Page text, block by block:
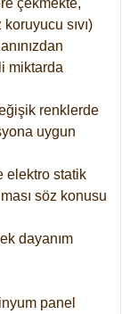
çekmekte,
koruyucu sıvı)
miktarda
renklerde
uygun
elektro statik
söz konusu
dayanım
panel